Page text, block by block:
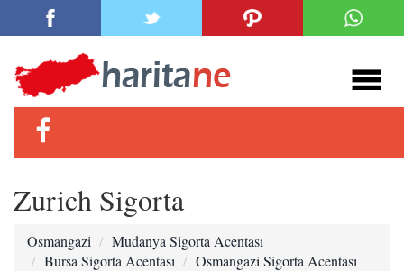
Zurich Sigorta
Osmangazi
Mudanya Sigorta Acentası
Bursa Sigorta Acentası
Osmangazi Sigorta Acentası